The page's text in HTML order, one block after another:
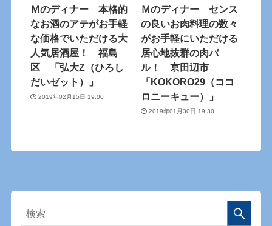
Ｍのディナー 本格的
なお酒のアテがお手軽
な価格でいただける大
人気居酒屋！ 福島
区 「弘大Z（ひろし
だいゼット）」
2019年02月15日 19:00
Ｍのディナー センス
の良いお肉料理の数々
がお手軽にいただける
居心地抜群の肉バ
ル！ 京田辺市
「KOKORO29（ココ
ロニーキュー）」
2019年01月30日 19:30